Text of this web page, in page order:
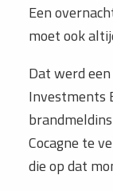
Een
moet ook
Dat werd
Investments
Cocagne te
die op dat